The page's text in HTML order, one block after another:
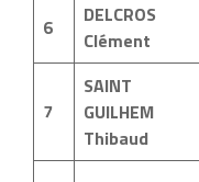
6
DELCROS
Clément
7
SAINT
GUILHEM
Thibaud